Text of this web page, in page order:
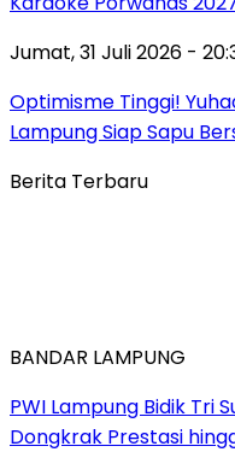
Jumat, 31 Juli 2026 -
Optimisme Tinggi!
Lampung Siap Sapu
Berita Terbaru
BANDAR LAMPUNG
PWI Lampung Bidik Tri
Dongkrak Prestasi